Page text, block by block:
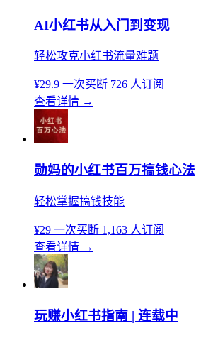
AI小红书从入门到变现
轻松攻克小红书流量难题
¥29.9 一次买断 726 人订阅
查看详情 →
勋妈的小红书百万搞钱心法
轻松掌握搞钱技能
¥29 一次买断 1,163 人订阅
查看详情 →
玩赚小红书指南 | 连载中